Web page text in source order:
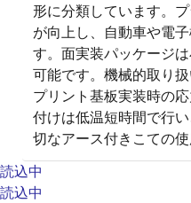
形に分類しています。
が向上し、自動車や電
す。面実装パッケージ
可能です。機械的取り
プリント基板実装時の
付けは低温短時間で行
切なアース付きこての使
読込中
読込中